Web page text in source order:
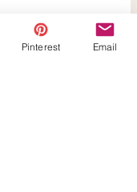
Pinterest Email